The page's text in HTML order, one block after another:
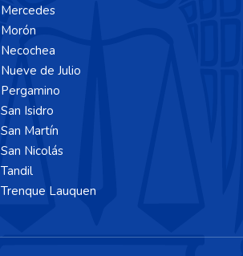
Mercedes
Morón
Necochea
Nueve de Julio
Pergamino
San Isidro
San Martín
San Nicolás
Tandil
Trenque Lauquen